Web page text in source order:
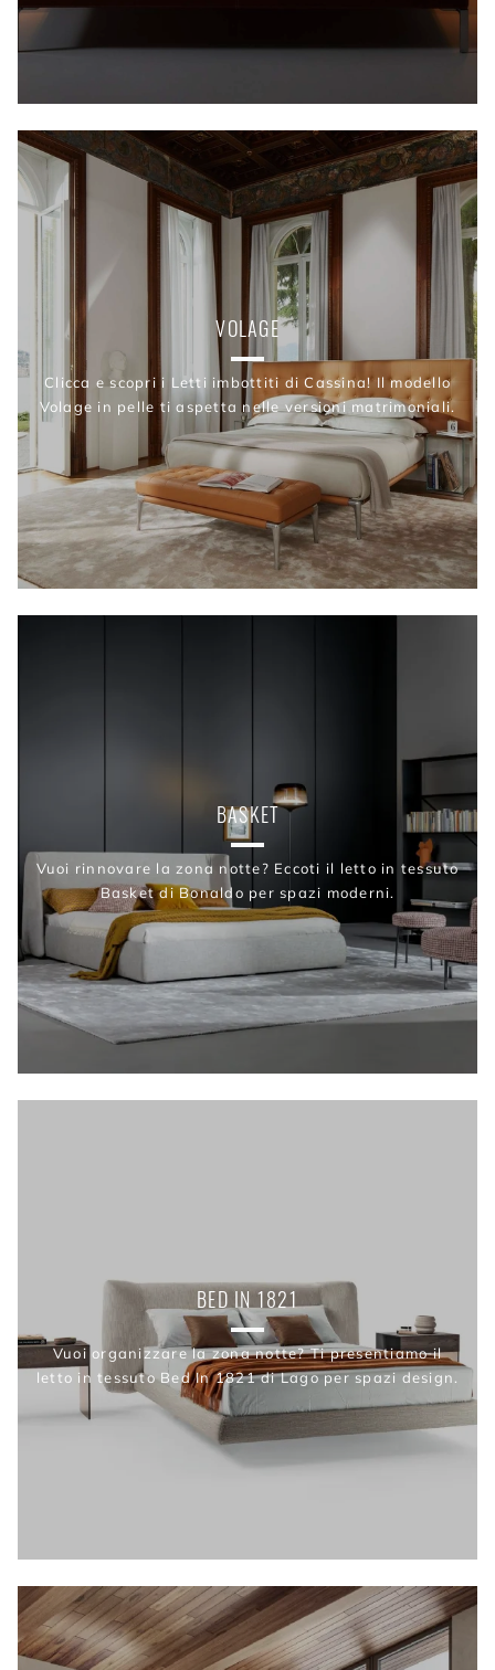
VOLAGE
Clicca e scopri i Letti imbottiti di Cassina! Il modello
Volage in pelle ti aspetta nelle versioni matrimoniali.
BASKET
Vuoi rinnovare la zona notte? Eccoti il letto in tessuto
Basket di Bonaldo per spazi moderni.
BED IN 1821
Vuoi organizzare la zona notte? Ti presentiamo il
letto in tessuto Bed In 1821 di Lago per spazi design.